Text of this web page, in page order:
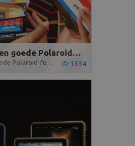
De 9 beste tips om een goede Polaroid-foto te maken
De 9 beste tips om een goede Polaroid-foto te maken 1334